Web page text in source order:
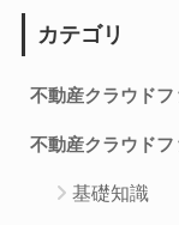
カテゴリ
不動産クラウド
不動産クラウド
基礎知識